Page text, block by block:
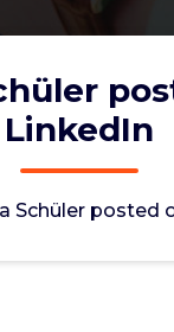
LinkedIn
Schüler posted